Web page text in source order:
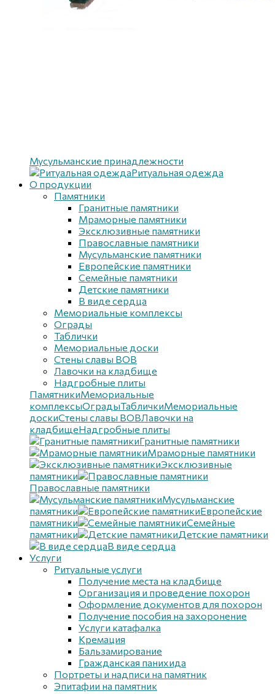
Мусульманские принадлежности
Ритуальная одежда
О продукции
Памятники
Гранитные памятники
Мраморные памятники
Эксклюзивные памятники
Православные памятники
Мусульманские памятники
Европейские памятники
Семейные памятники
Детские памятники
В виде сердца
Мемориальные комплексы
Ограды
Таблички
Мемориальные доски
Стены славы ВОВ
Лавочки на кладбище
Надгробные плиты
ПамятникиМемориальные
комплексыОградыТабличкиМемориальные
доскиСтены славы ВОВЛавочки на
кладбищеНадгробные плиты
Гранитные памятники
Мраморные памятники
Эксклюзивные
памятники
Православные памятники
Мусульманские
памятники
Европейские
памятники
Семейные
памятники
Детские памятники
В виде сердца
Услуги
Ритуальные услуги
Получение места на кладбище
Организация и проведение похорон
Оформление документов для похорон
Получение пособия на захоронение
Услуги катафалка
Кремация
Бальзамирование
Гражданская панихида
Портреты и надписи на памятник
Эпитафии на памятник